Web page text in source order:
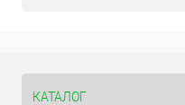
КАТАЛОГ